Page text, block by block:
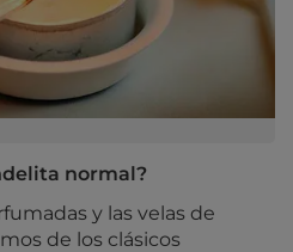
normal?
y las velas de
de los clásicos